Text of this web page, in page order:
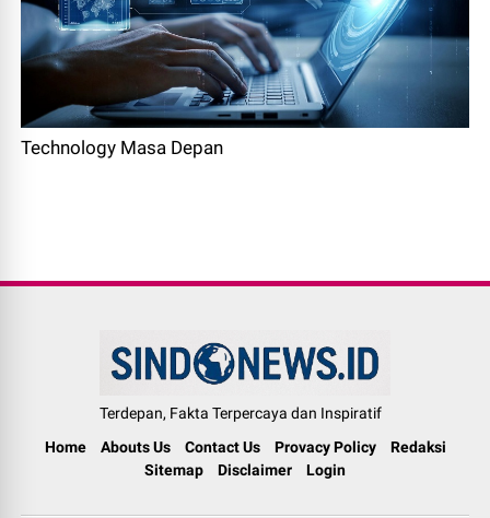
Technology Masa Depan
Terdepan, Fakta Terpercaya dan Inspiratif
Home
Abouts Us Contact Us Provacy Policy
Redaksi
Sitemap
Disclaimer Login